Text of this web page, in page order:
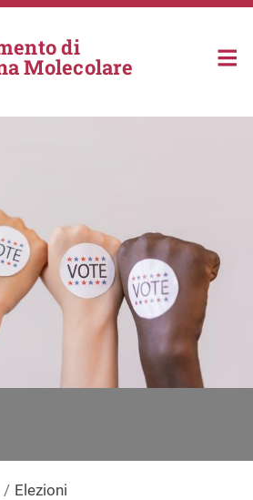
di
Molecolare
Elezioni